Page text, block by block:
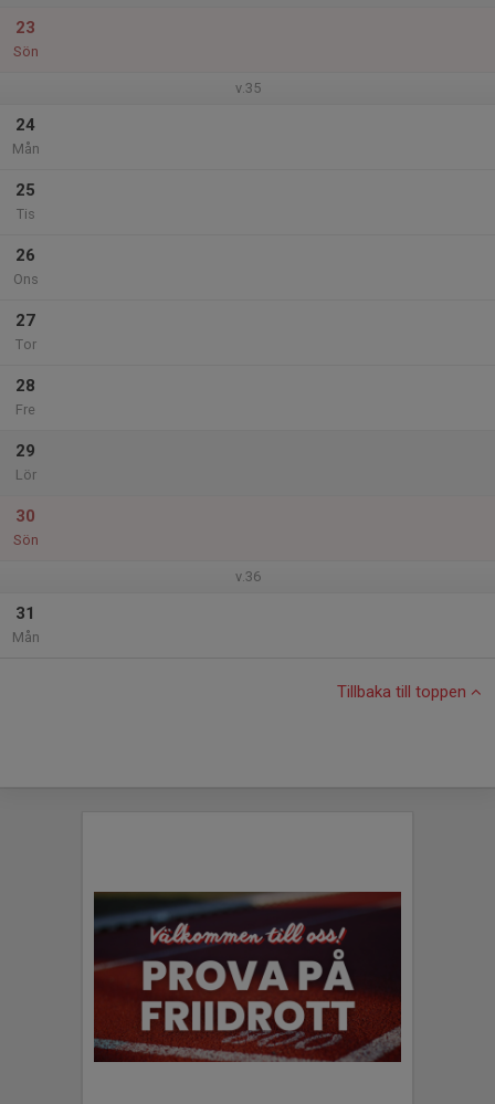
23
Sön
v.35
24
Mån
25
Tis
26
Ons
27
Tor
28
Fre
29
Lör
30
Sön
v.36
31
Mån
Tillbaka till toppen